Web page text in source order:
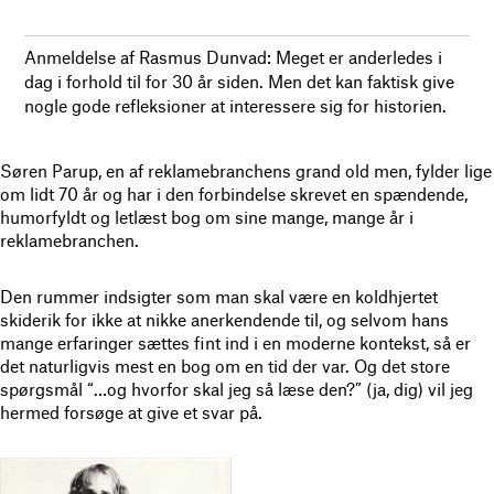
Anmeldelse af Rasmus Dunvad: Meget er anderledes i
dag i forhold til for 30 år siden. Men det kan faktisk give
nogle gode refleksioner at interessere sig for historien.
Søren Parup, en af reklamebranchens grand old men, fylder lige
om lidt 70 år og har i den forbindelse skrevet en spændende,
humorfyldt og letlæst bog om sine mange, mange år i
reklamebranchen.
Den rummer indsigter som man skal være en koldhjertet
skiderik for ikke at nikke anerkendende til, og selvom hans
mange erfaringer sættes fint ind i en moderne kontekst, så er
det naturligvis mest en bog om en tid der var. Og det store
spørgsmål “…og hvorfor skal jeg så læse den?” (ja, dig) vil jeg
hermed forsøge at give et svar på.